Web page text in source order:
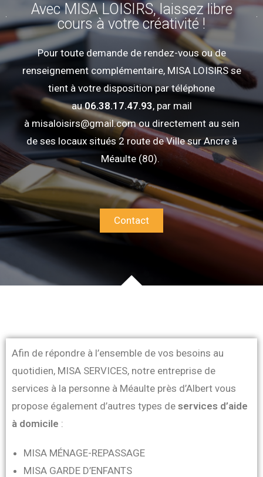
Avec MISA LOISIRS, laissez libre
cours à votre créativité !
Pour toute demande de rendez-vous ou de
renseignement complémentaire, MISA LOISIRS se
tient à votre disposition par téléphone
au06.38.17.47.93, par mail
à misaloisirs@gmail.com ou directement au sein
de ses locaux situés 2 route de Ville sur Ancre à
Méaulte (80).
Contact
Afin de répondre à l’ensemble de vos besoins au
quotidien, MISA SERVICES, notre entreprise de
services à la personne à Méaulte près d’Albert vous
propose également d’autres types de services d’aide
à domicile :
MISA MÉNAGE-REPASSAGE
MISA GARDE D’ENFANTS